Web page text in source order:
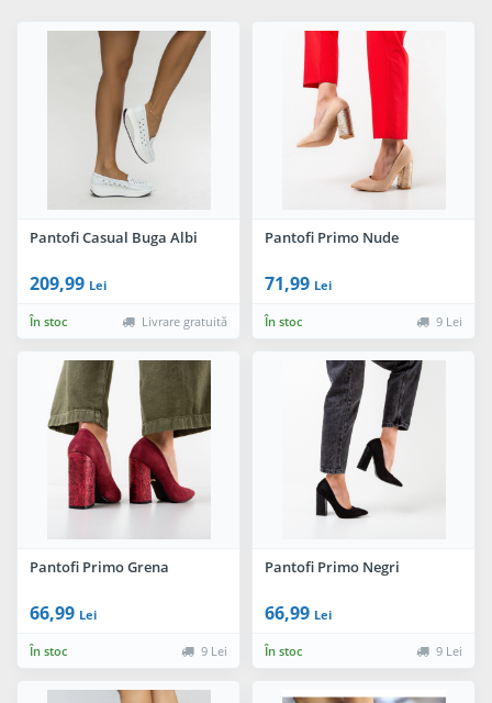
Pantofi Casual Buga Albi
209,99 Lei
În stoc Livrare gratuită
Pantofi Primo Nude
71,99 Lei
În stoc 9 Lei
Pantofi Primo Grena
66,99 Lei
În stoc 9 Lei
Pantofi Primo Negri
66,99 Lei
În stoc 9 Lei